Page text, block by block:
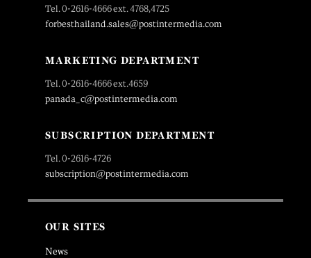
Tel. 0-2616-4666 ext. 4768,4725
forbesthailand.sales@postintermedia.com
MARKETING DEPARTMENT
Tel. 0-2616-4666 ext.4659
panada_c@postintermedia.com
SUBSCRIPTION DEPARTMENT
Tel. 0-2616-4726
subscription@postintermedia.com
OUR SITES
News